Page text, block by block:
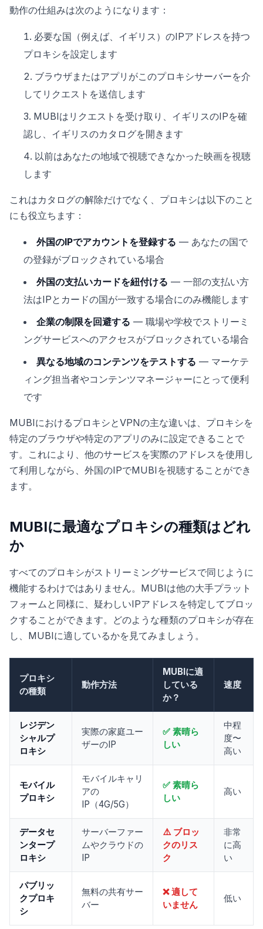
動作の仕組みは次のようになります：
必要な国（例えば、イギリス）のIPアドレスを持つ
プロキシを設定します
ブラウザまたはアプリがこのプロキシサーバーを介
してリクエストを送信します
MUBIはリクエストを受け取り、イギリスのIPを確
認し、イギリスのカタログを開きます
以前はあなたの地域で視聴できなかった映画を視聴
します
これはカタログの解除だけでなく、プロキシは以下のこと
にも役立ちます：
外国のIPでアカウントを登録する — あなたの国で
の登録がブロックされている場合
外国の支払いカードを紐付ける — 一部の支払い方
法はIPとカードの国が一致する場合にのみ機能します
企業の制限を回避する — 職場や学校でストリーミ
ングサービスへのアクセスがブロックされている場合
異なる地域のコンテンツをテストする — マーケテ
ィング担当者やコンテンツマネージャーにとって便利
です
MUBIにおけるプロキシとVPNの主な違いは、プロキシを
特定のブラウザや特定のアプリのみに設定できることで
す。これにより、他のサービスを実際のアドレスを使用し
て利用しながら、外国のIPでMUBIを視聴することができ
ます。
MUBIに最適なプロキシの種類はどれ
か
すべてのプロキシがストリーミングサービスで同じように
機能するわけではありません。MUBIは他の大手プラット
フォームと同様に、疑わしいIPアドレスを特定してブロッ
クすることができます。どのような種類のプロキシが存在
し、MUBIに適しているかを見てみましょう。
プロキシ
の種類
動作方法
MUBIに適
している
か？
速度
レジデン
シャルプ
ロキシ
実際の家庭ユー
ザーのIP
✅ 素晴ら
しい
中程
度〜
高い
モバイル
プロキシ
モバイルキャリ
アの
IP（4G/5G）
✅ 素晴ら
しい
高い
データセ
ンタープ
ロキシ
サーバーファー
ムやクラウドの
IP
⚠️ ブロッ
クのリス
ク
非常
に高
い
パブリッ
クプロキ
シ
無料の共有サー
バー
❌ 適して
いません
低い